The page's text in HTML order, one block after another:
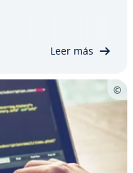
no solo si­m­pli­fi­ca
Leer más